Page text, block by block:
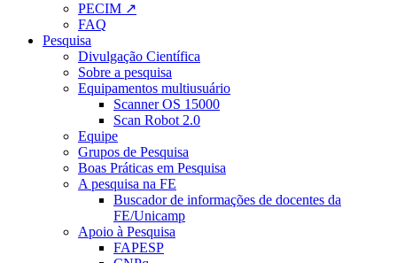
PECIM ↗
FAQ
Pesquisa
Divulgação Científica
Sobre a pesquisa
Equipamentos multiusuário
Scanner OS 15000
Scan Robot 2.0
Equipe
Grupos de Pesquisa
Boas Práticas em Pesquisa
A pesquisa na FE
Buscador de informações de docentes da
FE/Unicamp
Apoio à Pesquisa
FAPESP